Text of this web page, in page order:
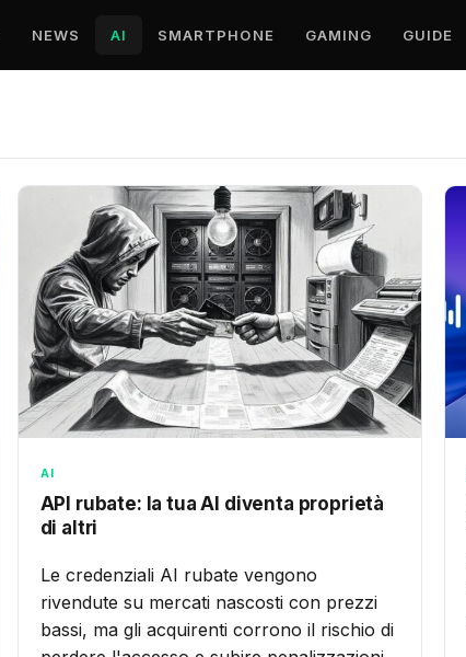
NEWS AI SMARTPHONE GAMING GUIDE
AI
API rubate: la tua AI diventa proprietà
di altri
Le credenziali AI rubate vengono
rivendute su mercati nascosti con prezzi
bassi, ma gli acquirenti corrono il rischio di